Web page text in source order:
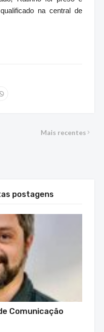
na central de
Mais recentes
postagens
Comunicação